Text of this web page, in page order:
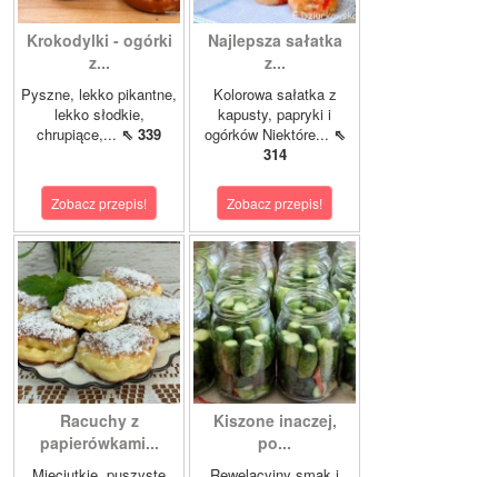
Krokodylki - ogórki
z...
Pyszne, lekko pikantne,
lekko słodkie,
chrupiące,... ⇖ 339
Zobacz przepis!
Najlepsza sałatka
z...
Kolorowa sałatka z
kapusty, papryki i
ogórków Niektóre... ⇖
314
Zobacz przepis!
Racuchy z
papierówkami...
Kiszone inaczej,
po...